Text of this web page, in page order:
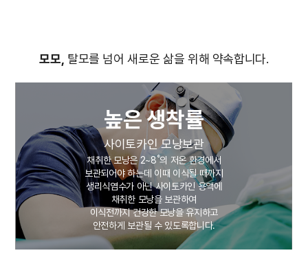
모모, 탈모를 넘어 새로운 삶을 위해 약속합니다.
높은 생착률
사이토카인 모낭보관
한 모낭은 2~8˚의 저온 환경에서
어야 하는데 이때 이식될 때까지
식염수가 아닌 사이토카인 용액에
채취한 모낭을 보관하여
전까지 건강한 모낭을 유지하고
하게 보관될 수 있도록합니다.
모발의 방
17개
이